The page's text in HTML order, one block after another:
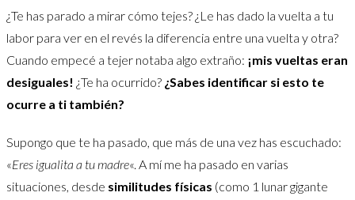
¿Te has parado a mirar cómo tejes? ¿Le has dado la vuelta a tu
labor para ver en el revés la diferencia entre una vuelta y otra?
Cuando empecé a tejer notaba algo extraño: ¡mis vueltas eran
desiguales! ¿Te ha ocurrido? ¿Sabes identificar si esto te
ocurre a ti también?
Supongo que te ha pasado, que más de una vez has escuchado:
«Eres igualita a tu madre«. A mí me ha pasado en varias
situaciones, desde similitudes físicas (como 1 lunar gigante